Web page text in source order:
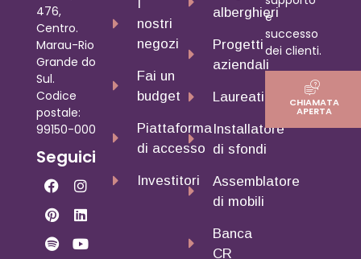
476,
Centro.
Marau-Rio
Grande do
Sul.
Codice
postale:
99150-000
Seguici
nostri
negozi
Fai un
budget
Piattaforma
di accesso
Investitori
alberghieri
Progetti
aziendali
Laureati
Installatore
di sfondi
Assemblatore
di mobili
Banca
CR
e
successo
dei clienti.
CHIAMATA
APERTA